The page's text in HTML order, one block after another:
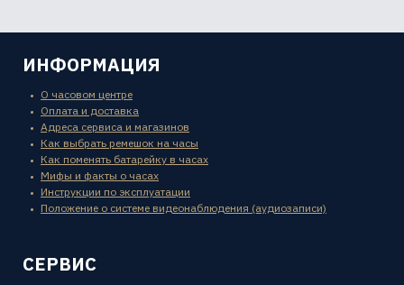
ИНФОРМАЦИЯ
О часовом центре
Оплата и доставка
Адреса сервиса и магазинов
Как выбрать ремешок на часы
Как поменять батарейку в часах
Мифы и факты о часах
Инструкции по эксплуатации
Положение о системе видеонаблюдения (аудиозаписи)
СЕРВИС